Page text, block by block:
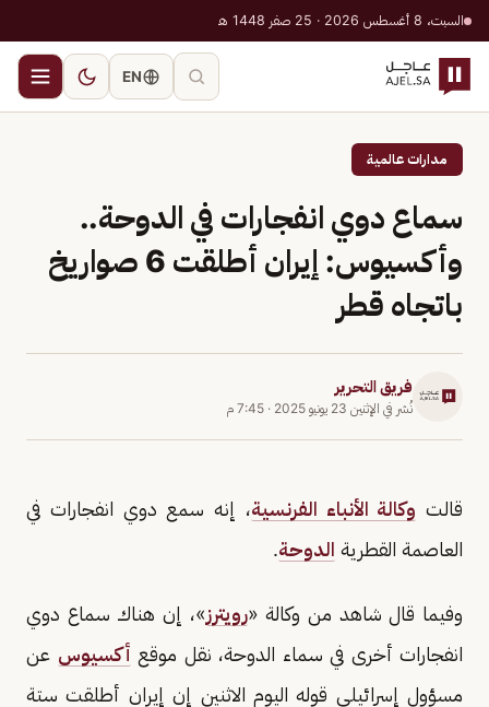
السبت، 8 أغسطس 2026 · 25 صفر 1448 هـ
EN
مدارات عالمية
سماع دوي انفجارات في الدوحة..
وأكسيوس: إيران أطلقت 6 صواريخ
باتجاه قطر
فريق التحرير
نُشر في الإثنين 23 يونيو 2025 · 7:45 م
قالت وكالة الأنباء الفرنسية، إنه سمع دوي انفجارات في
العاصمة القطرية الدوحة.
وفيما قال شاهد من وكالة «رويترز»، إن هناك سماع دوي
انفجارات أخرى في سماء الدوحة، نقل موقع أكسيوس عن
مسؤول إسرائيلي قوله اليوم الاثنين إن إيران أطلقت ستة